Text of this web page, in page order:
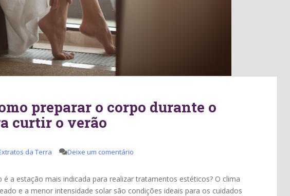
preparar o corpo durante o
curtir o verão
da Terra Deixe um comentário
é a estação mais indicada para realizar tratamentos estéticos? O clima
e a menor intensidade solar são condições ideais para os cuidados